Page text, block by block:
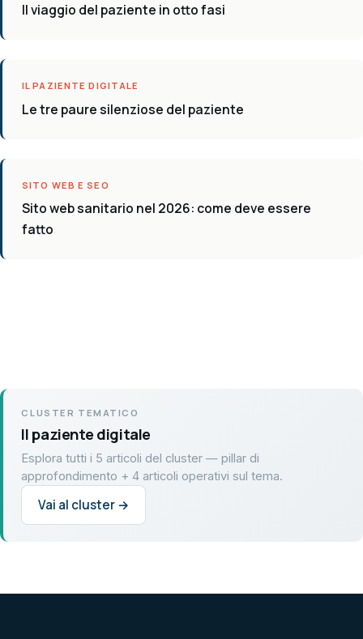
Il viaggio del paziente in otto fasi
IL PAZIENTE DIGITALE
Le tre paure silenziose del paziente
SITO WEB E SEO
Sito web sanitario nel 2026: come deve essere
fatto
CLUSTER TEMATICO
Il paziente digitale
Esplora tutti i 5 articoli del cluster — pillar di
approfondimento + 4 articoli operativi sul tema.
Vai al cluster →